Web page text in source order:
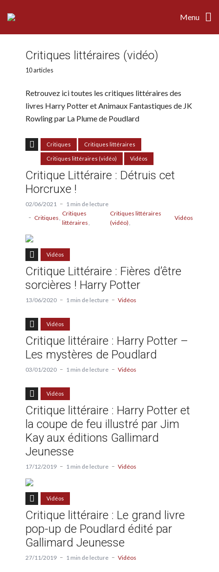
Menu
Critiques littéraires (vidéo)
10 articles
Retrouvez ici toutes les critiques littéraires des
livres Harry Potter et Animaux Fantastiques de JK
Rowling par La Plume de Poudlard
Critiques Critiques littéraires
Critiques littéraires (vidéo) Vidéos
Critique Littéraire : Détruis cet
Horcruxe !
02/06/2021
1 min de lecture
Critiques
Critiques
littéraires
Critiques littéraires
(vidéo)
Vidéos
Vidéos
Critique Littéraire : Fières d’être
sorcières ! Harry Potter
13/06/2020 1 min de lecture Vidéos
Vidéos
Critique littéraire : Harry Potter –
Les mystères de Poudlard
03/01/2020 1 min de lecture Vidéos
Vidéos
Critique littéraire : Harry Potter et
la coupe de feu illustré par Jim
Kay aux éditions Gallimard
Jeunesse
17/12/2019 1 min de lecture Vidéos
Vidéos
Critique littéraire : Le grand livre
pop-up de Poudlard édité par
Gallimard Jeunesse
27/11/2019 1 min de lecture Vidéos